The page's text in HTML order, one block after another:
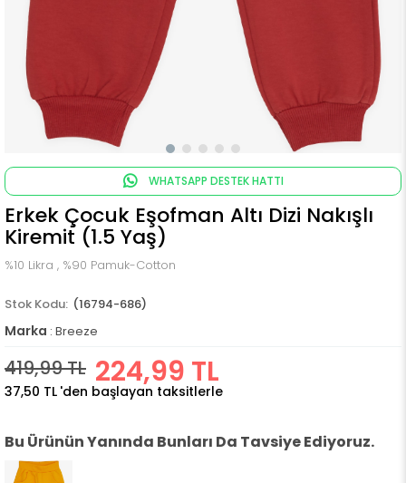
WHATSAPP DESTEK HATTI
Erkek Çocuk Eşofman Altı Dizi Nakışlı
Kiremit (1.5 Yaş)
%10 Likra , %90 Pamuk-Cotton
(16794-686)
Marka : Breeze
419,99 TL 224,99 TL
37,50 TL 'den başlayan taksitlerle
Bu Ürünün Yanında Bunları Da Tavsiye Ediyoruz.